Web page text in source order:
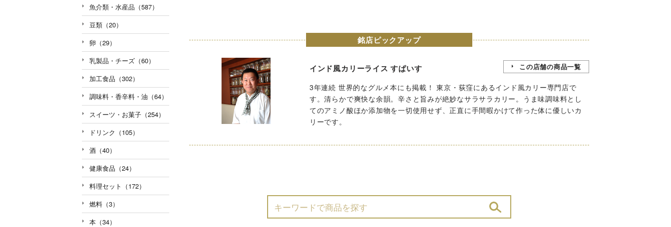
銘店ピックアップ
インド風カリーライス すぱいす この店舗の商品一覧
3年連続 世界的なグルメ本にも掲載！ 東京・荻窪にあるインド風カリー専門店で
す。清らかで爽快な余韻。辛さと旨みが絶妙なサラサラカリー。うま味調味料とし
てのアミノ酸ほか添加物を一切使用せず、正直に手間暇かけて作った体に優しいカ
リーです。
魚介類・水産品（587）
豆類（20）
卵（29）
乳製品・チーズ（60）
加工食品（302）
調味料・香辛料・油（64）
スイーツ・お菓子（254）
ドリンク（105）
酒（40）
健康食品（24）
料理セット（172）
燃料（3）
本（34）